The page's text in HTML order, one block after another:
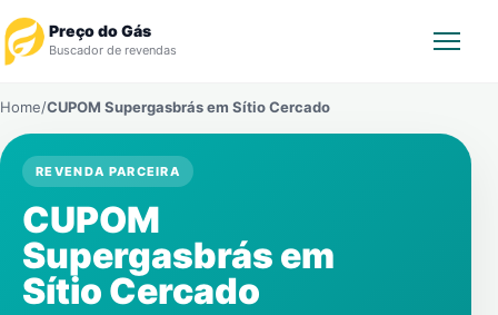
Preço do Gás
Buscador de revendas
Revendedor
Notícias
Cadastre-se
Home/CUPOM Supergasbrás em Sítio Cercado
REVENDA PARCEIRA
CUPOM
Supergasbrás em
Sítio Cercado